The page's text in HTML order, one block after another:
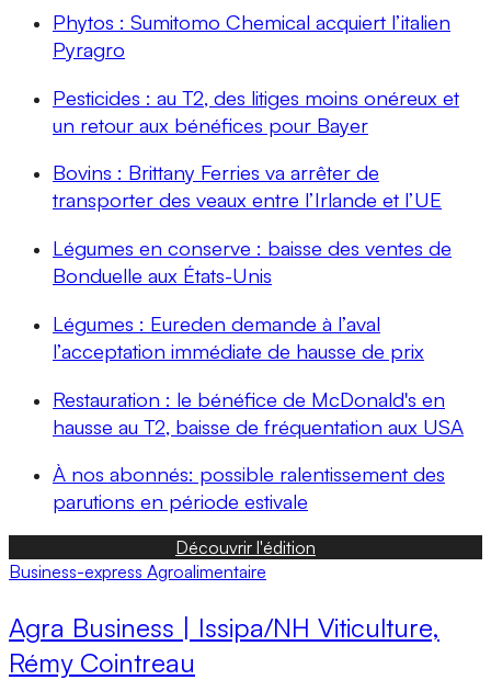
Phytos : Sumitomo Chemical acquiert l’italien
Pyragro
Pesticides : au T2, des litiges moins onéreux et
un retour aux bénéfices pour Bayer
Bovins : Brittany Ferries va arrêter de
transporter des veaux entre l’Irlande et l’UE
Légumes en conserve : baisse des ventes de
Bonduelle aux États-Unis
Légumes : Eureden demande à l’aval
l’acceptation immédiate de hausse de prix
Restauration : le bénéfice de McDonald's en
hausse au T2, baisse de fréquentation aux USA
À nos abonnés: possible ralentissement des
parutions en période estivale
Découvrir l'édition
Business-express Agroalimentaire
Agra Business | Issipa/NH Viticulture,
Rémy Cointreau